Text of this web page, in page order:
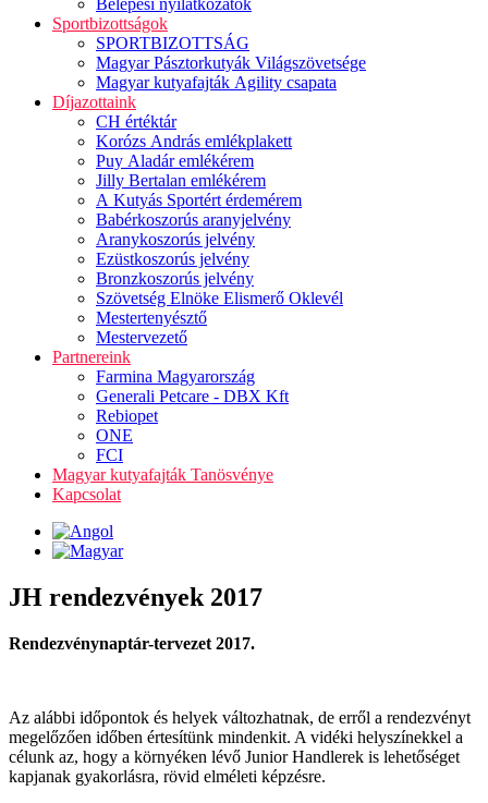
Belépési nyilatkozatok
Sportbizottságok
SPORTBIZOTTSÁG
Magyar Pásztorkutyák Világszövetsége
Magyar kutyafajták Agility csapata
Díjazottaink
CH értéktár
Korózs András emlékplakett
Puy Aladár emlékérem
Jilly Bertalan emlékérem
A Kutyás Sportért érdemérem
Babérkoszorús aranyjelvény
Aranykoszorús jelvény
Ezüstkoszorús jelvény
Bronzkoszorús jelvény
Szövetség Elnöke Elismerő Oklevél
Mestertenyésztő
Mestervezető
Partnereink
Farmina Magyarország
Generali Petcare - DBX Kft
Rebiopet
ONE
FCI
Magyar kutyafajták Tanösvénye
Kapcsolat
JH rendezvények 2017
Rendezvénynaptár-tervezet 2017.
Az alábbi időpontok és helyek változhatnak, de erről a rendezvényt
megelőzően időben értesítünk mindenkit. A vidéki helyszínekkel a
célunk az, hogy a környéken lévő Junior Handlerek is lehetőséget
kapjanak gyakorlásra, rövid elméleti képzésre.